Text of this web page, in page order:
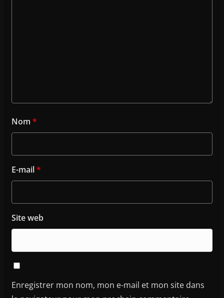
Nom *
E-mail*
Site web
Enregistrer mon nom, mon e-mail et mon site dans